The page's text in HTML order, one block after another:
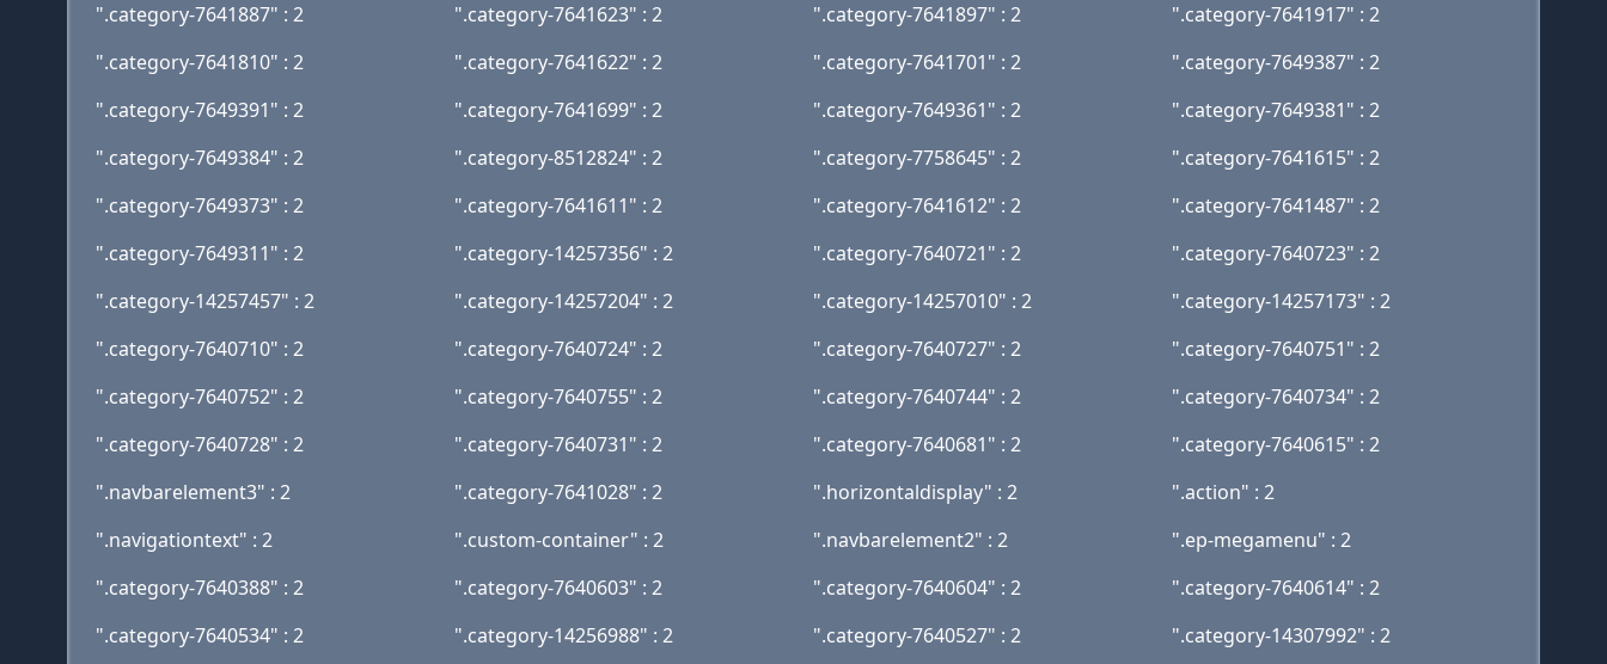
".category-7641887" : 2
".category-7641623" : 2 ".category-7641897" : 2
".category-7641917" : 2
".category-7641810" : 2
".category-7641622" : 2 ".category-7641701" : 2
".category-7649387" : 2
".category-7649391" : 2
".category-7641699" : 2 ".category-7649361" : 2
".category-7649381" : 2
".category-7649384" : 2
".category-8512824" : 2 ".category-7758645" : 2
".category-7641615" : 2
".category-7649373" : 2
".category-7641611" : 2 ".category-7641612" : 2
".category-7641487" : 2
".category-7649311" : 2
".category-14257356" : 2 ".category-7640721" : 2
".category-7640723" : 2
".category-14257457" : 2
".category-14257204" : 2 ".category-14257010" : 2
".category-14257173" : 2
".category-7640710" : 2
".category-7640724" : 2 ".category-7640727" : 2
".category-7640751" : 2
".category-7640752" : 2
".category-7640755" : 2 ".category-7640744" : 2
".category-7640734" : 2
".category-7640728" : 2
".category-7640731" : 2 ".category-7640681" : 2
".category-7640615" : 2
".navbarelement3" : 2
".category-7641028" : 2 ".horizontaldisplay" : 2
".action" : 2
".navigationtext" : 2
".custom-container" : 2 ".navbarelement2" : 2
".ep-megamenu" : 2
".category-7640388" : 2
".category-7640603" : 2 ".category-7640604" : 2
".category-7640614" : 2
".category-7640534" : 2
".category-14256988" : 2 ".category-7640527" : 2
".category-14307992" : 2